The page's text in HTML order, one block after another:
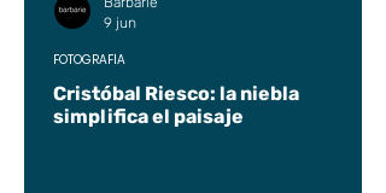
Cristóbal Riesco: la niebla
simplifica el paisaje
FOTOGRAFÍA
9 jun